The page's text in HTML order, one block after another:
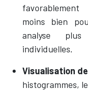
moins bien
analyse
individuelles.
Visualisation
histogrammes,